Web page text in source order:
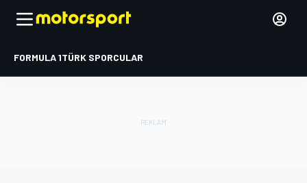
FORMULA 1TÜRK SPORCULAR